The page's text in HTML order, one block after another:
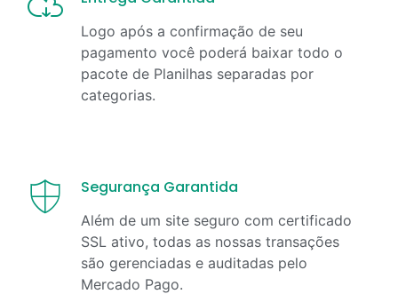
Logo após a confirmação de seu
pagamento você poderá baixar todo o
pacote de Planilhas separadas por
categorias.
Segurança Garantida
Além de um site seguro com certificado
SSL ativo, todas as nossas transações
são gerenciadas e auditadas pelo
Mercado Pago.